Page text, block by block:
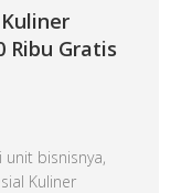
Ribu Gratis
bisnisnya,
Kuliner